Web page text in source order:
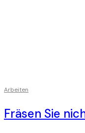
Arbeiten
Fräsen Sie